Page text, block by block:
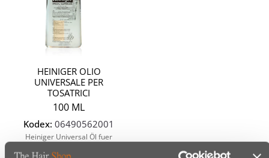
HEINIGER OLIO
UNIVERSALE PER
TOSATRICI
100 ML
Kodex: 06490562001
Heiniger Universal Öl fuer